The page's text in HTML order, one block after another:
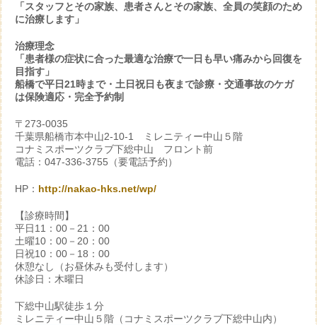
「スタッフとその家族、患者さんとその家族、全員の笑顔のため
に治療します」
治療理念
「患者様の症状に合った最適な治療で一日も早い痛みから回復を
目指す」
船橋で平日21時まで・土日祝日も夜まで診療・交通事故のケガ
は保険適応・完全予約制
〒273-0035
千葉県船橋市本中山2-10-1 ミレニティー中山５階
コナミスポーツクラブ下総中山 フロント前
電話：047-336-3755（要電話予約）
HP： http://nakao-hks.net/wp/
【診療時間】
平日11：00－21：00
土曜10：00－20：00
日祝10：00－18：00
休憩なし（お昼休みも受付します）
休診日：木曜日
下総中山駅徒歩１分
ミレニティー中山５階（コナミスポーツクラブ下総中山内）